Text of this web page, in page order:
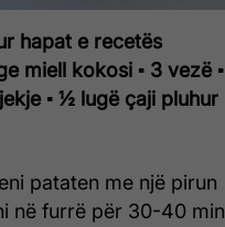
hapat e recetës
miell kokosi ▪ 3 vezë ▪
▪ ½ lugë çaji pluhur
pataten me një pirun
në furrë për 30-40 min